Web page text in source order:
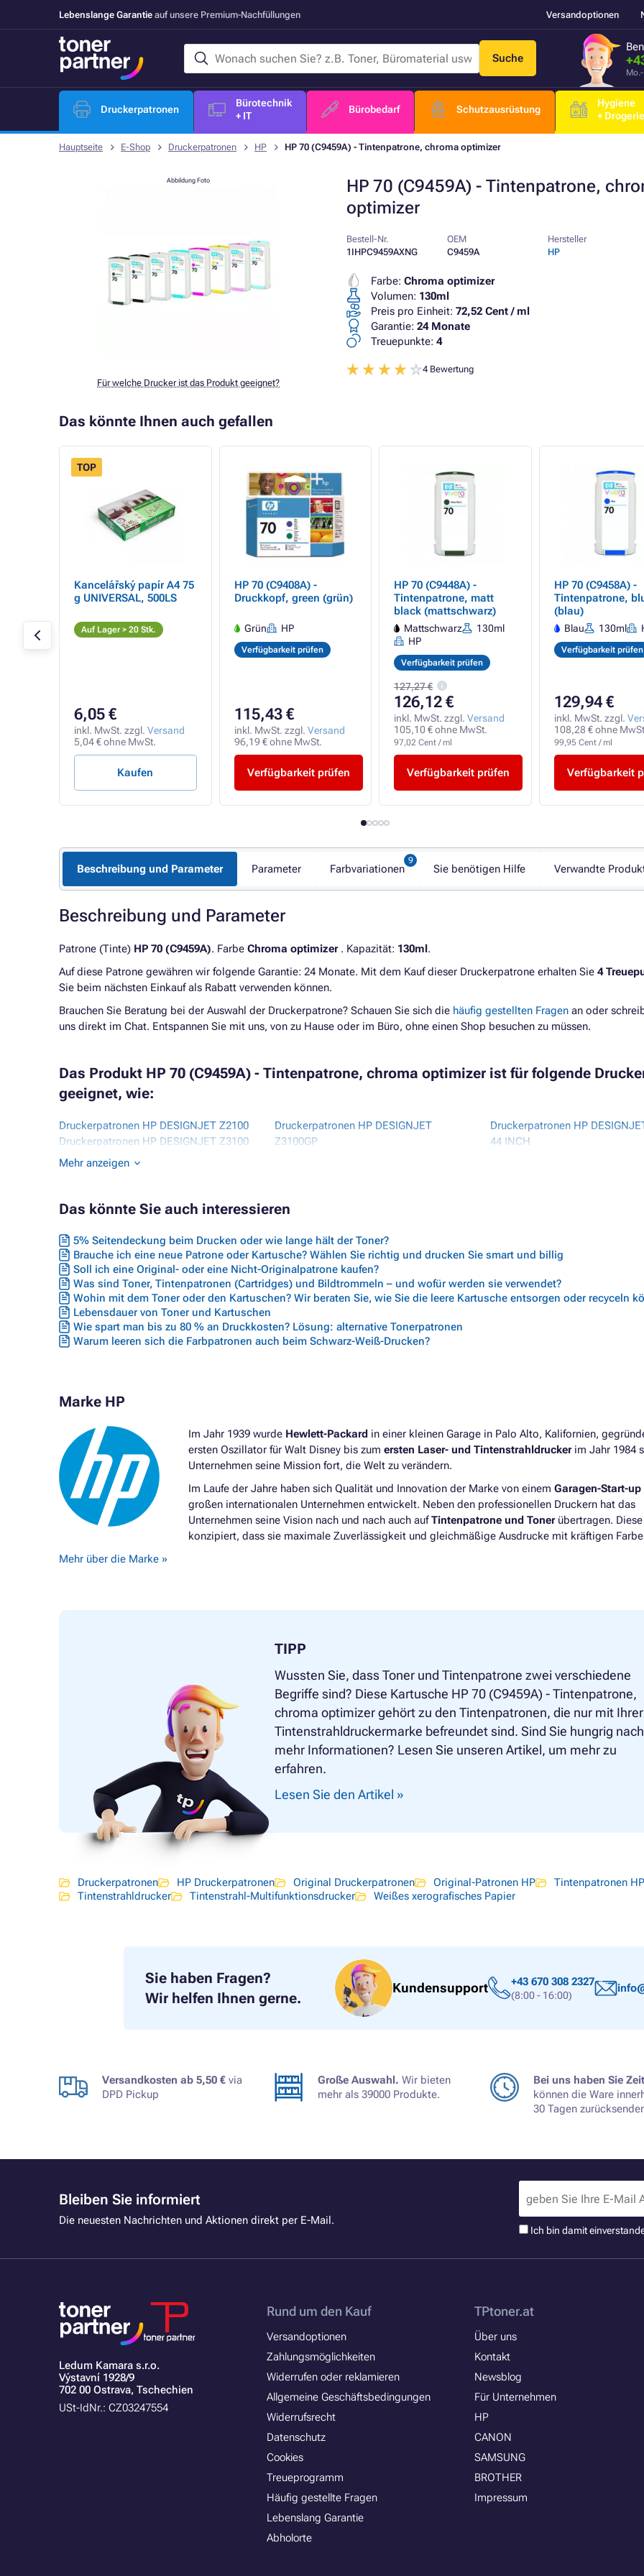
Lebenslange Garantie auf unsere Premium-Nachfüllungen Versandoptionen
Suche
Druckerpatronen
Bürotechnik
+ IT
Bürobedarf Schutzausrüstung
Hygiene
+ Drogerie
Hauptseite E-Shop Druckerpatronen HP HP 70 (C9459A) - Tintenpatrone, chroma optimizer
HP 70 (C9459A) - Tintenpatrone,
optimizer
Abbildung Foto
Für welche Drucker ist das Produkt geeignet?
Bestell-Nr.
1IHPC9459AXNG
OEM
C9459A
Hersteller
HP
Farbe: Chroma optimizer
Volumen: 130ml
Preis pro Einheit: 72,52 Cent / ml
Garantie: 24 Monate
Treuepunkte: 4
4 Bewertung
Das könnte Ihnen auch gefallen
TOP
Kancelářský papír A4 75
g UNIVERSAL, 500LS
Auf Lager > 20 Stk.
6,05 €
inkl. MwSt. zzgl. Versand
5,04 € ohne MwSt.
Kaufen
HP 70 (C9408A) -
Druckkopf, green (grün)
Grün HP
Verfügbarkeit prüfen
115,43 €
inkl. MwSt. zzgl. Versand
96,19 € ohne MwSt.
Verfügbarkeit prüfen
HP 70 (C9448A) -
Tintenpatrone, matt
black (mattschwarz)
Mattschwarz
130ml
HP
Verfügbarkeit prüfen
127,27 €
126,12 €
inkl. MwSt. zzgl. Versand
105,10 € ohne MwSt.
97,02 Cent / ml
Verfügbarkeit prüfen
HP 70 (C9458A) -
Tintenpatrone,
(blau)
Blau 130ml
Verfügbarkeit prüfen
129,94 €
inkl. MwSt. zzgl.
108,28 € ohne
99,95 Cent / ml
Verfügbarkeit
Beschreibung und Parameter Parameter Farbvariationen Sie benötigen Hilfe Verwandte
Beschreibung und Parameter
Patrone (Tinte) HP 70 (C9459A). Farbe Chroma optimizer. Kapazität: 130ml.
Auf diese Patrone gewähren wir folgende Garantie: 24 Monate. Mit dem Kauf dieser Druckerpatrone erhalten Sie 4
Sie beim nächsten Einkauf als Rabatt verwenden können.
Brauchen Sie Beratung bei der Auswahl der Druckerpatrone? Schauen Sie sich die häufig gestellten Fragen an oder
uns direkt im Chat. Entspannen Sie mit uns, von zu Hause oder im Büro, ohne einen Shop besuchen zu müssen.
Das Produkt HP 70 (C9459A) - Tintenpatrone, chroma optimizer ist für folgende
geeignet, wie:
Druckerpatronen HP DESIGNJET Z2100
Druckerpatronen HP DESIGNJET Z3100
Druckerpatronen HP DESIGNJET Z3100
44 INCH
SERIES
Druckerpatronen HP DESIGNJET
Z3100GP
Druckerpatronen HP DESIGNJET Z3200
Druckerpatronen HP
44 INCH
Mehr anzeigen
Das könnte Sie auch interessieren
5% Seitendeckung beim Drucken oder wie lange hält der Toner?
Brauche ich eine neue Patrone oder Kartusche? Wählen Sie richtig und drucken Sie smart und billig
Soll ich eine Original- oder eine Nicht-Originalpatrone kaufen?
Was sind Toner, Tintenpatronen (Cartridges) und Bildtrommeln – und wofür werden sie verwendet?
Wohin mit dem Toner oder den Kartuschen? Wir beraten Sie, wie Sie die leere Kartusche entsorgen oder recyceln
Lebensdauer von Toner und Kartuschen
Wie spart man bis zu 80 % an Druckkosten? Lösung: alternative Tonerpatronen
Warum leeren sich die Farbpatronen auch beim Schwarz-Weiß-Drucken?
Marke HP
Im Jahr 1939 wurde Hewlett-Packard in einer kleinen Garage in Palo Alto, Kalifornien,
ersten Oszillator für Walt Disney bis zum ersten Laser- und Tintenstrahldruckerim Jahr 1984
Unternehmen seine Mission fort, die Welt zu verändern.
Im Laufe der Jahre haben sich Qualität und Innovation der Marke von einem Garagen-Start-up
großen internationalen Unternehmen entwickelt. Neben den professionellen Druckern hat das
Unternehmen seine Vision nach und nach auch aufTintenpatrone und Tonerübertragen.
konzipiert, dass sie maximale Zuverlässigkeit und gleichmäßige Ausdrucke mit kräftigen
Mehr über die Marke »
TIPP
Wussten Sie, dass Toner und Tintenpatrone zwei verschiedene
Begriffe sind? Diese Kartusche HP 70 (C9459A) - Tintenpatrone,
chroma optimizer gehört zu den Tintenpatronen, die nur mit Ihrer
Tintenstrahldruckermarke befreundet sind. Sind Sie hungrig nach
mehr Informationen? Lesen Sie unseren Artikel, um mehr zu
erfahren.
Lesen Sie den Artikel »
Druckerpatronen HP Druckerpatronen Original Druckerpatronen Original-Patronen HP
Tintenpatronen HP
Tintenstrahldrucker
Tintenstrahl-Multifunktionsdrucker Weißes xerografisches Papier
Sie haben Fragen?
Wir helfen Ihnen gerne.
Kundensupport +43 670 308 2327
(8:00 - 16:00)
Versandkosten ab 5,50 € via
DPD Pickup
Große Auswahl. Wir bieten
mehr als 39000 Produkte.
Bei uns haben Sie
können die Ware
30 Tagen
Bleiben Sie informiert
Die neuesten Nachrichten und Aktionen direkt per E-Mail.
Ich bin damit
Ledum Kamara s.r.o.
Výstavní 1928/9
702 00 Ostrava, Tschechien
USt-IdNr.: CZ03247554
Rund um den Kauf
Versandoptionen
Zahlungsmöglichkeiten
Widerrufen oder reklamieren
Allgemeine Geschäftsbedingungen
Widerrufsrecht
Datenschutz
Cookies
Treueprogramm
Häufig gestellte Fragen
Lebenslang Garantie
Abholorte
TPtoner.at
Über uns
Kontakt
Newsblog
Für Unternehmen
HP
CANON
SAMSUNG
BROTHER
Impressum